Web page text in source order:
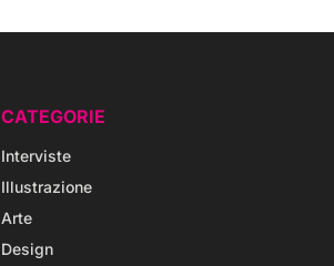
CATEGORIE
Interviste
Illustrazione
Arte
Design